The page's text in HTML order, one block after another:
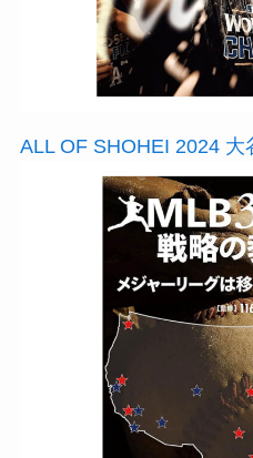
ALL OF SHOHEI 2024